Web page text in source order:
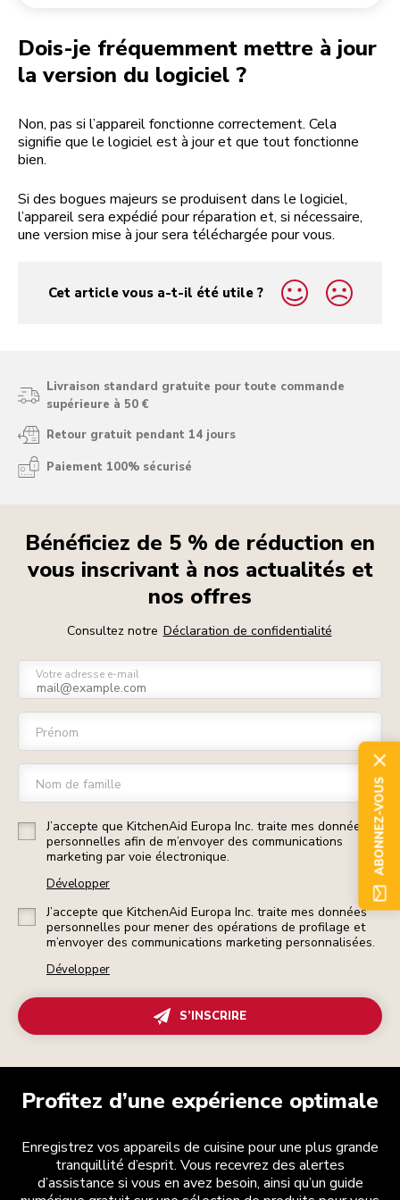
Dois-je fréquemment mettre à jour
la version du logiciel ?
Non, pas si l’appareil fonctionne correctement. Cela
signifie que le logiciel est à jour et que tout fonctionne
bien.
Si des bogues majeurs se produisent dans le logiciel,
l’appareil sera expédié pour réparation et, si nécessaire,
une version mise à jour sera téléchargée pour vous.
Cet article vous a-t-il été utile ?
yes
no
Livraison standard gratuite pour toute commande
supérieure à 50 €
Retour gratuit pendant 14 jours
Paiement 100% sécurisé
Bénéficiez de 5 % de réduction en
vous inscrivant à nos actualités et
nos offres
Consultez notre Déclaration de confidentialité
Votre adresse e-mail
Prénom
Nom de famille
J’accepte que KitchenAid Europa Inc. traite mes données
personnelles afin de m’envoyer des communications
marketing par voie électronique.
Développer
J’accepte que KitchenAid Europa Inc. traite mes données
personnelles pour mener des opérations de profilage et
m’envoyer des communications marketing personnalisées.
Développer
S’INSCRIRE
Profitez d’une expérience optimale
Enregistrez vos appareils de cuisine pour une plus grande
tranquillité d’esprit. Vous recevrez des alertes
d’assistance si vous en avez besoin, ainsi qu’un guide
ABONNEZ-VOUS